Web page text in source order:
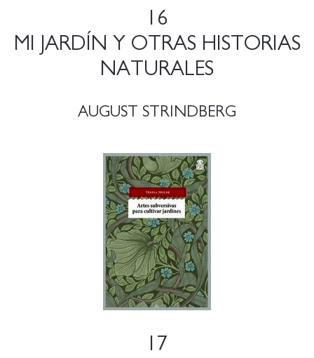
16
MI JARDÍN Y OTRAS HISTORIAS
NATURALES
AUGUST STRINDBERG
17